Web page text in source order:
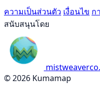
ความเป็นส่วนตัว เงื่อนไข ก
สนับสนุนโดย
© 2026 Kumamap